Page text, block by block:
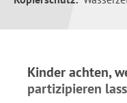
Kinder achten,
partizipieren